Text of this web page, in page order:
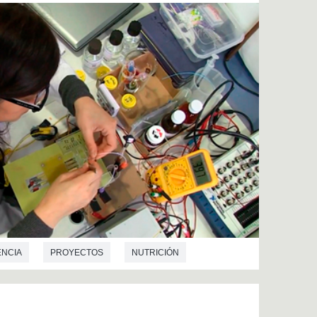
PROYECTOS NUTRICIÓN
INGENIERÍA QUÍMICA INGENIERÍA ELECTRÓNICA